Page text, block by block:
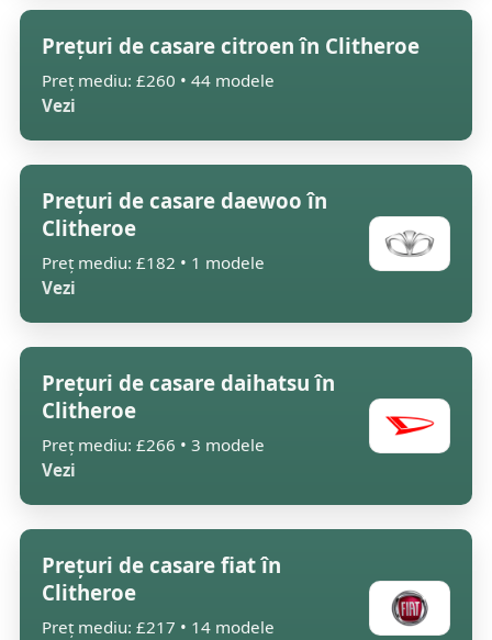
Prețuri de casare citroen în Clitheroe
Preț mediu: £260 • 44 modele
Vezi
Prețuri de casare daewoo în
Clitheroe
Preț mediu: £182 • 1 modele
Vezi
Prețuri de casare daihatsu în
Clitheroe
Preț mediu: £266 • 3 modele
Vezi
Prețuri de casare fiat în
Clitheroe
Preț mediu: £217 • 14 modele